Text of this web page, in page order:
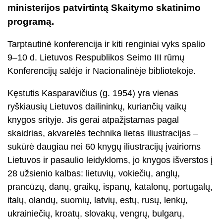
ministerijos patvirtintą Skaitymo skatinimo
programą.
Tarptautinė konferencija ir kiti renginiai vyks spalio
9–10 d. Lietuvos Respublikos Seimo III rūmų
Konferencijų salėje ir Nacionalinėje bibliotekoje.
Kęstutis Kasparavičius (g. 1954) yra vienas
ryškiausių Lietuvos dailininkų, kuriančių vaikų
knygos srityje. Jis gerai atpažįstamas pagal
skaidrias, akvarelės technika lietas iliustracijas –
sukūrė daugiau nei 60 knygų iliustracijų įvairioms
Lietuvos ir pasaulio leidykloms, jo knygos išverstos į
28 užsienio kalbas: lietuvių, vokiečių, anglų,
prancūzų, danų, graikų, ispanų, katalonų, portugalų,
italų, olandų, suomių, latvių, estų, rusų, lenkų,
ukrainiečių, kroatų, slovakų, vengrų, bulgarų,